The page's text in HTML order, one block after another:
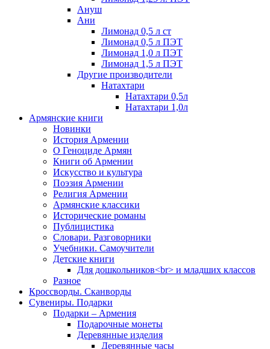
Ануш
Ани
Лимонад 0,5 л ст
Лимонад 0,5 л ПЭТ
Лимонад 1,0 л ПЭТ
Лимонад 1,5 л ПЭТ
Другие производители
Натахтари
Натахтари 0,5л
Натахтари 1,0л
Армянские книги
Новинки
История Армении
О Геноциде Армян
Книги об Армении
Иcкусство и культура
Поэзия Армении
Религия Армении
Армянские классики
Исторические романы
Публицистика
Словари. Разговорники
Учебники. Самоучители
Детские книги
Для дошкольников<br> и младших классов
Разное
Кроссворды. Сканворды
Сувениры. Подарки
Подарки – Армения
Подарочные монеты
Деревянные изделия
Деревянные часы